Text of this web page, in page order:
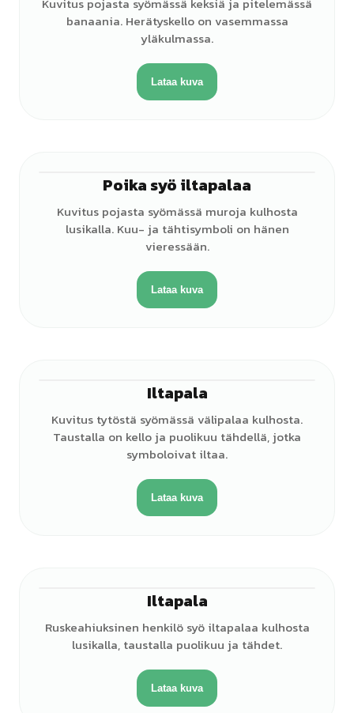
banaania. Herätyskello on vasemmassa
yläkulmassa.
Lataa kuva
Poika syö iltapalaa
Kuvitus pojasta syömässä muroja kulhosta
lusikalla. Kuu- ja tähtisymboli on hänen
vieressään.
Lataa kuva
Iltapala
Kuvitus tytöstä syömässä välipalaa kulhosta.
Taustalla on kello ja puolikuu tähdellä, jotka
symboloivat iltaa.
Lataa kuva
Iltapala
Ruskeahiuksinen henkilö syö iltapalaa kulhosta
lusikalla, taustalla puolikuu ja tähdet.
Lataa kuva